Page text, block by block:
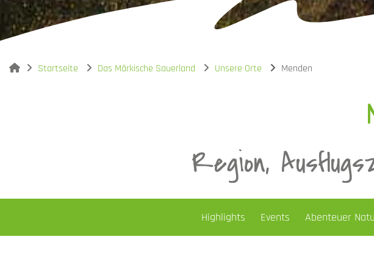
You are here:
Startseite Das Märkische Sauerland Unsere Orte Menden
Region,
Highlights Events Abenteuer